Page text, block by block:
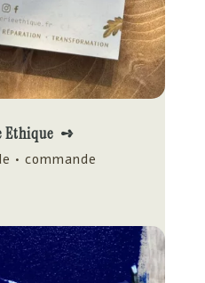
Ethique ➺
• commande